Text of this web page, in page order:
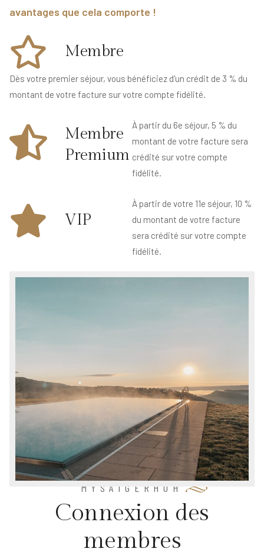
avantages que cela comporte !
Membre
Dès votre premier séjour, vous bénéficiez d'un crédit de 3 % du
montant de votre facture sur votre compte fidélité.
Membre
Premium
À partir du 6e séjour, 5 % du
montant de votre facture sera
crédité sur votre compte
fidélité.
VIP
À partir de votre 11e séjour, 10 %
du montant de votre facture
sera crédité sur votre compte
fidélité.
MYSAIGERHÖH
Connexion des
membres